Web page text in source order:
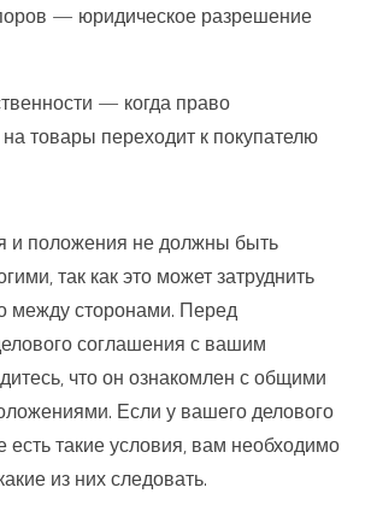
— юридическое разрешение
— когда право
товары переходит к покупателю
и положения не должны быть
так как это может затруднить
между сторонами. Перед
соглашения с вашим
что он ознакомлен с общими
Если у вашего делового
есть такие условия, вам необходимо
из них следовать.